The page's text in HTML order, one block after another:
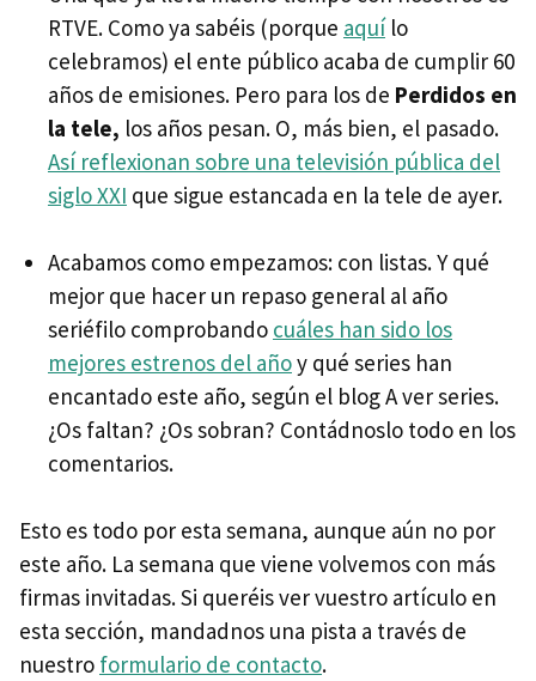
RTVE. Como ya sabéis (porque aquílo
celebramos) el ente público acaba de cumplir 60
años de emisiones. Pero para los de Perdidos en
la tele, los años pesan. O, más bien, el pasado.
Así reflexionan sobre una televisión pública del
siglo XXI que sigue estancada en la tele de ayer.
Acabamos como empezamos: con listas. Y qué
mejor que hacer un repaso general al año
seriéfilo comprobando cuáles han sido los
mejores estrenos del añoy qué series han
encantado este año, según el blog A ver series.
¿Os faltan? ¿Os sobran? Contádnoslo todo en los
comentarios.
Esto es todo por esta semana, aunque aún no por
este año. La semana que viene volvemos con más
firmas invitadas. Si queréis ver vuestro artículo en
esta sección, mandadnos una pista a través de
nuestro formulario de contacto.